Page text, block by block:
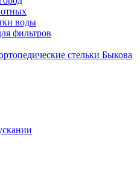
воды
фильтров
стельки Быкова